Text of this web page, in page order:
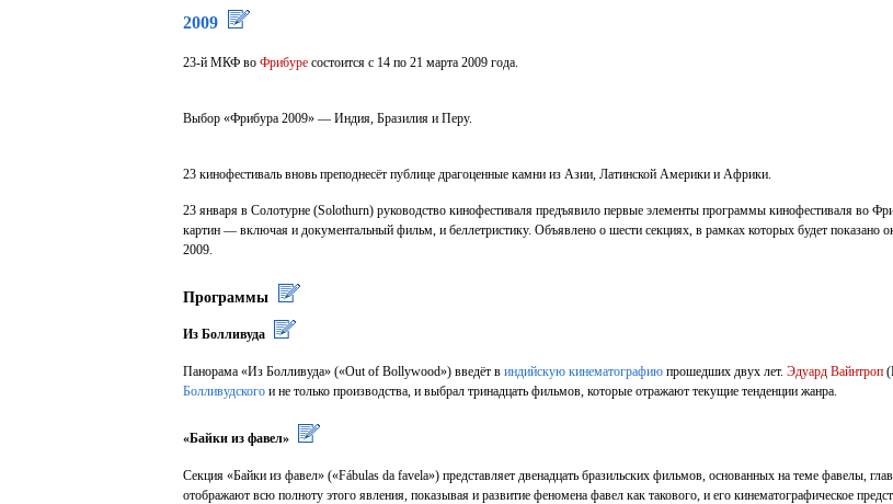
2009
23-й МКФ во Фрибуре состоится с 14 по 21 марта 2009 года.
Выбор «Фрибура 2009» — Индия, Бразилия и Перу.
23 кинофестиваль вновь преподнесёт публице драгоценные камни из Азии, Латинской Америки и Африки.
23 января в Солотурне (Solothurn) руководство кинофестиваля предъявило первые элементы программы кинофестиваля во
картин — включая и документальный фильм, и беллетристику. Объявлено о шести секциях, в рамках которых будет
2009.
Программы
Из Болливуда
Панорама «Из Болливуда» («Out of Bollywood») введёт в индийскую кинематографию прошедших двух лет. Эдуард Вайнтроп
Болливудского и не только производства, и выбрал тринадцать фильмов, которые отражают текущие тенденции жанра.
«Байки из фавел»
Секция «Байки из фавел» («Fábulas da favela») представляет двенадцать бразильских фильмов, основанных на теме фавелы,
отображают всю полноту этого явления, показывая и развитие феномена фавел как такового, и его кинематографическое